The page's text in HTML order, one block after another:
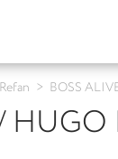
> BOSS
HUGO